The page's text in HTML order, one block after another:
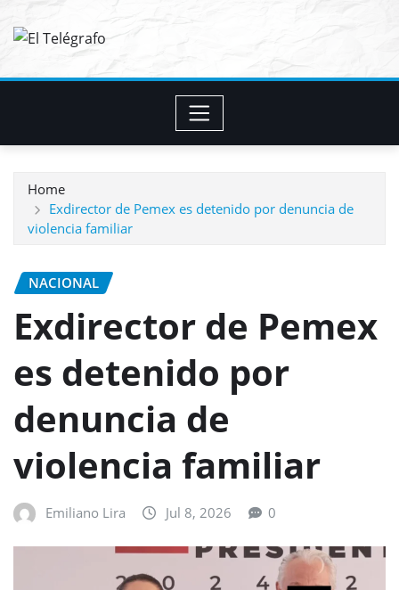
Home
Exdirector de Pemex es detenido por denuncia de
violencia familiar
NACIONAL
Exdirector de Pemex
es detenido por
denuncia de
violencia familiar
Emiliano Lira Jul 8, 2026 0